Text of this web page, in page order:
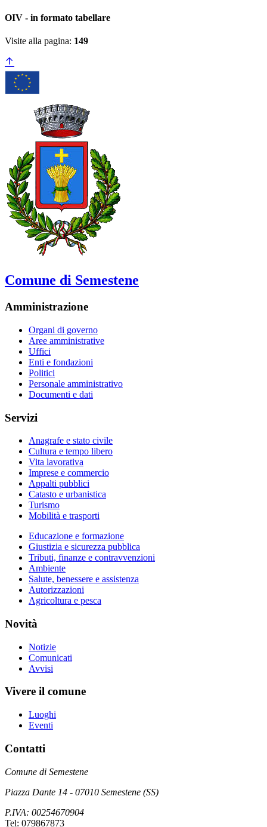
OIV - in formato tabellare
Visite alla pagina: 149
Comune di Semestene
Amministrazione
Organi di governo
Aree amministrative
Uffici
Enti e fondazioni
Politici
Personale amministrativo
Documenti e dati
Servizi
Anagrafe e stato civile
Cultura e tempo libero
Vita lavorativa
Imprese e commercio
Appalti pubblici
Catasto e urbanistica
Turismo
Mobilità e trasporti
Educazione e formazione
Giustizia e sicurezza pubblica
Tributi, finanze e contravvenzioni
Ambiente
Salute, benessere e assistenza
Autorizzazioni
Agricoltura e pesca
Novità
Notizie
Comunicati
Avvisi
Vivere il comune
Luoghi
Eventi
Contatti
Comune di Semestene
Piazza Dante 14 - 07010 Semestene (SS)
P.IVA: 00254670904
Tel: 079867873